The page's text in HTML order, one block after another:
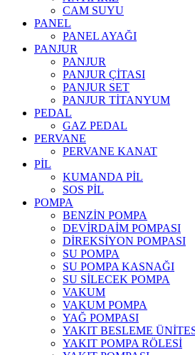
CAM SUYU
PANEL
PANEL AYAĞI
PANJUR
PANJUR
PANJUR ÇİTASI
PANJUR SET
PANJUR TİTANYUM
PEDAL
GAZ PEDAL
PERVANE
PERVANE KANAT
PİL
KUMANDA PİL
SOS PİL
POMPA
BENZİN POMPA
DEVİRDAİM POMPASI
DİREKSİYON POMPASI
SU POMPA
SU POMPA KASNAĞI
SU SİLECEK POMPA
VAKUM
VAKUM POMPA
YAĞ POMPASI
YAKIT BESLEME
YAKIT POMPA RÖLESİ